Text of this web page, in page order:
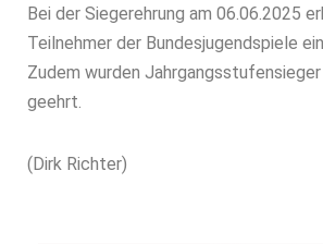
Bei der Siegerehrung am 06.06.2025
Teilnehmer der Bundesjugendspiele
Zudem wurden
geehrt.
(Dirk Richter)